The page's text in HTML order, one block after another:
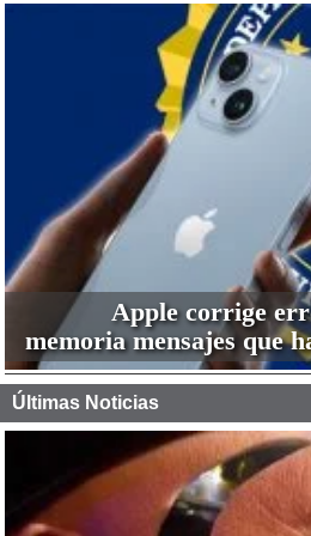
Apple corrige
memoria mensajes que
Últimas Noticias